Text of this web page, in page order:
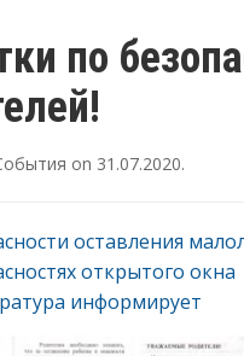
по
on 31.07.2020.
оставления
открытого окна
информирует